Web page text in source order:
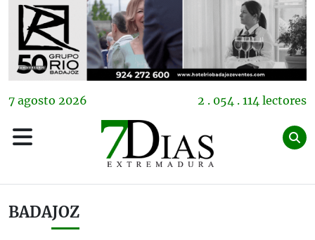
7 agosto 2026 2 . 054 . 114 lectores
BADAJOZ